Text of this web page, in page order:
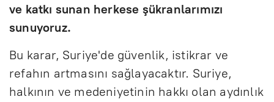
ve katkı sunan herkese şükranlarımızı
sunuyoruz.
Bu karar, Suriye'de güvenlik, istikrar ve
refahın artmasını sağlayacaktır. Suriye,
halkının ve medeniyetinin hakkı olan aydınlık